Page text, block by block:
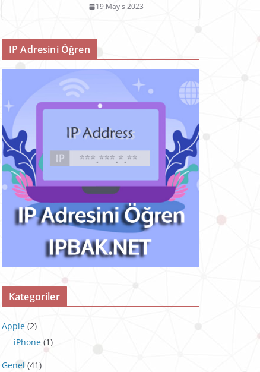
19 Mayıs 2023
IP Adresini Öğren
Kategoriler
Apple (2)
iPhone (1)
Genel (41)